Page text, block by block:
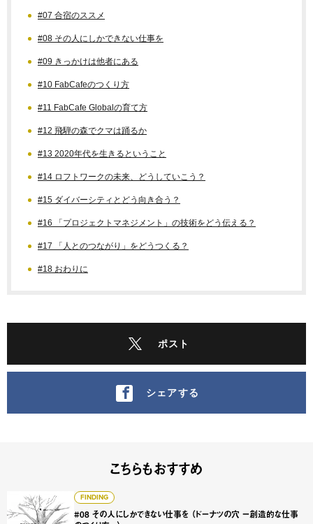
#07 合宿のススメ
#08 その人にしかできない仕事を
#09 きっかけは他者にある
#10 FabCafeのつくり方
#11 FabCafe Globalの育て方
#12 飛騨の森でクマは踊るか
#13 2020年代を生きるということ
#14 ロフトワークの未来、どうしていこう？
#15 ダイバーシティとどう向き合う？
#16 「プロジェクトマネジメント」の技術をどう伝える？
#17 「人とのつながり」をどうつくる？
#18 おわりに
ポスト
シェアする
こちらもおすすめ
FINDING
#08 その人にしかできない仕事を （ドーナツの穴 ー創造的な仕事
#08 その人にしかできない仕事を （ドーナツの穴 ー創造的